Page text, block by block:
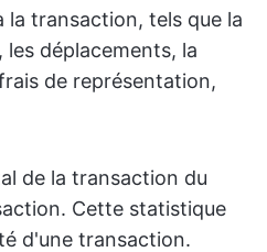
la transaction, tels que la
déplacements, la
de représentation,
de la transaction du
Cette statistique
d'une transaction.